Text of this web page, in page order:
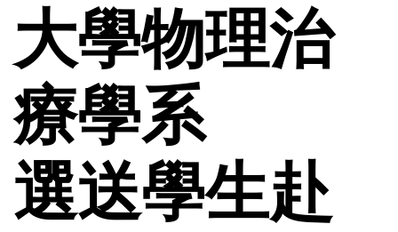
大學物理治
療學系
選送學生赴